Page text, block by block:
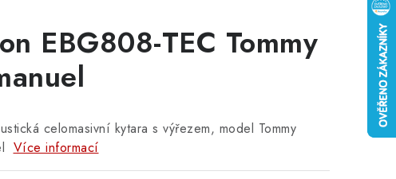
EBG808-TEC Tommy
celomasivní kytara s výřezem, model Tommy
Více informací